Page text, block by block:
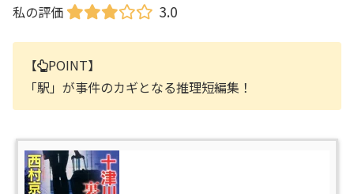
私の評価 3.0
【
POINT】
「駅」が事件のカギとなる推理短編集！